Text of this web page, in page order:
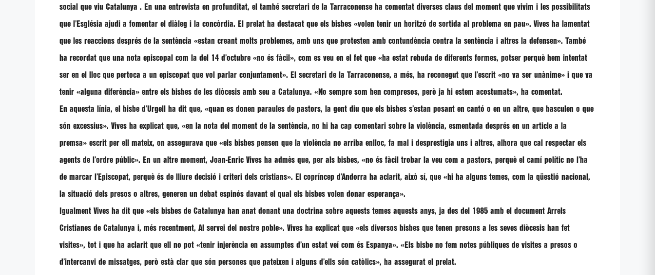
social que viu Catalunya . En una entrevista en profunditat, el també secretari de la Tarraconense ha comentat diverses claus del moment que vivim i les possibilitats
que l’Església ajudi a fomentar el diàleg i la concòrdia. El prelat ha destacat que els bisbes «volen tenir un horitzó de sortida al problema en pau». Vives ha lamentat
que les reaccions després de la sentència «estan creant molts problemes, amb uns que protesten amb contundència contra la sentència i altres la defensen». També
ha recordat que una nota episcopal com la del 14 d’octubre «no és fàcil», com es veu en el fet que «ha estat rebuda de diferents formes, potser perquè hem intentat
ser en el lloc que pertoca a un episcopat que vol parlar conjuntament». El secretari de la Tarraconense, a més, ha reconegut que l’escrit «no va ser unànime» i que va
tenir «alguna diferència» entre els bisbes de les diòcesis amb seu a Catalunya. «No sempre som ben compresos, però ja hi estem acostumats», ha comentat.
En aquesta línia, el bisbe d’Urgell ha dit que, «quan es donen paraules de pastors, la gent diu que els bisbes s’estan posant en cantó o en un altre, que basculen o que
són excessius». Vives ha explicat que, «en la nota del moment de la sentència, no hi ha cap comentari sobre la violència, esmentada després en un article a la
premsa» escrit per ell mateix, on assegurava que «els bisbes pensen que la violència no arriba enlloc, fa mal i desprestigia uns i altres, alhora que cal respectar els
agents de l’ordre públic». En un altre moment, Joan-Enric Vives ha admès que, per als bisbes, «no és fàcil trobar la veu com a pastors, perquè el camí polític no l’ha
de marcar l’Episcopat, perquè és de lliure decisió i criteri dels cristians». El copríncep d’Andorra ha aclarit, això sí, que «hi ha alguns temes, com la qüestió nacional,
la situació dels presos o altres, generen un debat espinós davant el qual els bisbes volen donar esperança».
Igualment Vives ha dit que «els bisbes de Catalunya han anat donant una doctrina sobre aquests temes aquests anys, ja des del 1985 amb el document Arrels
Cristianes de Catalunya i, més recentment, Al servei del nostre poble». Vives ha explicat que «els diversos bisbes que tenen presons a les seves diòcesis han fet
visites», tot i que ha aclarit que ell no pot «tenir injerència en assumptes d’un estat veí com és Espanya». «Els bisbe no fem notes públiques de visites a presos o
d’intercanvi de missatges, però està clar que són persones que pateixen i alguns d’ells són catòlics», ha assegurat el prelat.